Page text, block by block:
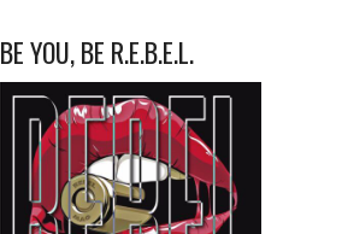
BE YOU, BE R.E.B.E.L.